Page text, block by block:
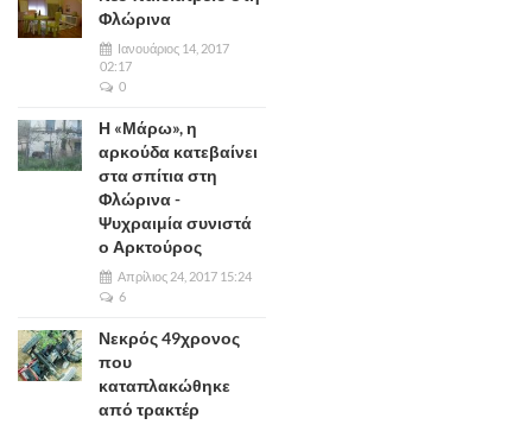
Φλώρινα
Ιανουάριος 14, 2017
02:17
0
Η «Μάρω», η
αρκούδα κατεβαίνει
στα σπίτια στη
Φλώρινα -
Ψυχραιμία συνιστά
ο Αρκτούρος
Απρίλιος 24, 2017 15:24
6
Νεκρός 49χρονος
που
καταπλακώθηκε
από τρακτέρ